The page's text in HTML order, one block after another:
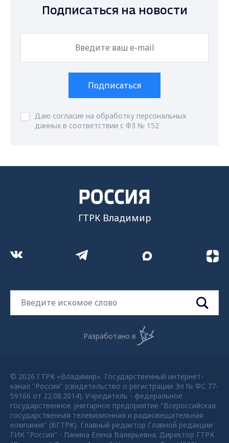
Подписаться на новости
Подписаться
Даю согласие на обработку персональных
данных в соответствии с ФЗ № 152
ГТРК Владимир
Разработано в
© 2026 ГТРК «Владимир». Государственный интернет-
канал "Россия" (свидетельство о регистрации Эл № ФС 77-
59166 от 22.08.2014). Учредитель - федеральное
государственное унитарное предприятие "Всероссийская
государственная телевизионная и радиовещательная
компания" (ВГТРК). Главный редактор Главной редакции
ГИК "Россия" - Панина Елена Валерьевна. Директор ГТРК